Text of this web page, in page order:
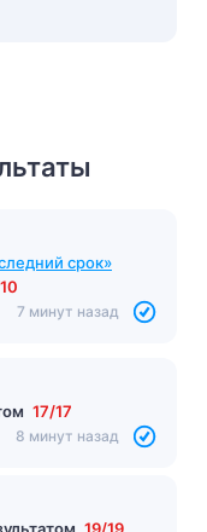
срок»
7 минут назад
17/17
8 минут назад
19/19